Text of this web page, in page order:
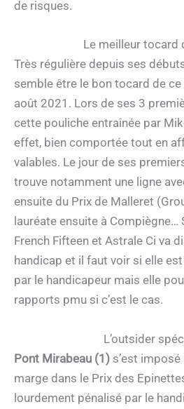
de risques.
Le meilleur tocard
Très régulière depuis ses
semble être le bon tocard de
août 2021. Lors de ses 3
cette pouliche entraînée par
effet, bien comportée tout en
valables. Le jour de ses
trouve notamment une ligne
ensuite du Prix de Malleret
lauréate ensuite à
French Fifteen et Astrale Ci va
handicap et il faut voir si elle
par le handicapeur mais elle
rapports pmu si c’est le cas.
L’outsider
Pont Mirabeau (1) s’est
marge dans le Prix des
lourdement pénalisé par le